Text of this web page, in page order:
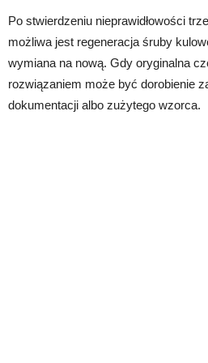
Po stwierdzeniu nieprawidłowości
możliwa jest regeneracja śruby
wymiana na nową. Gdy oryginalna
rozwiązaniem może być dorobienie
dokumentacji albo zużytego wzorca.